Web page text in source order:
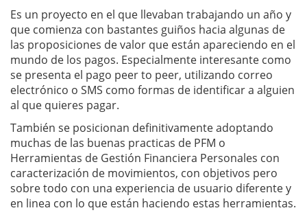
Es un proyecto en el que llevaban trabajando un año y
que comienza con bastantes guiños hacia algunas de
las proposiciones de valor que están apareciendo en el
mundo de los pagos. Especialmente interesante como
se presenta el pago peer to peer, utilizando correo
electrónico o SMS como formas de identificar a alguien
al que quieres pagar.
También se posicionan definitivamente adoptando
muchas de las buenas practicas de PFM o
Herramientas de Gestión Financiera Personales con
caracterización de movimientos, con objetivos pero
sobre todo con una experiencia de usuario diferente y
en linea con lo que están haciendo estas herramientas.